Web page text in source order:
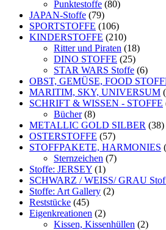
Punktestoffe (80)
JAPAN-Stoffe (79)
SPORTSTOFFE (106)
KINDERSTOFFE (210)
Ritter und Piraten (18)
DINO STOFFE (25)
STAR WARS Stoffe (6)
OBST, GEMÜSE, FOOD
MARITIM, SKY, UNIVERSUM
SCHRIFT & WISSEN - STOFFE
Bücher (8)
METALLIC GOLD SILBER (38)
OSTERSTOFFE (57)
STOFFPAKETE, HARMONIES
Sternzeichen (7)
Stoffe: JERSEY (1)
SCHWARZ / WEISS/ GRAU
Stoffe: Art Gallery (2)
Reststücke (45)
Eigenkreationen (2)
Kissen, Kissenhüllen (2)